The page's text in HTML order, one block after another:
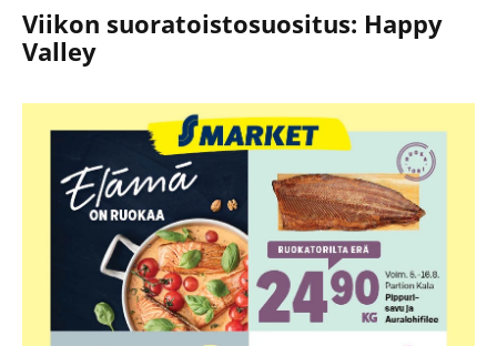
Viikon suoratoistosuositus: Happy
Valley